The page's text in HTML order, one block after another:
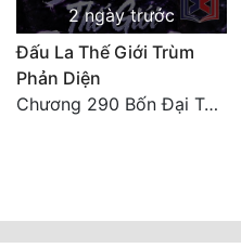
2 ngày trước
Đấu La Thế Giới Trùm
Phản Diện
Chương 290 Bốn Đại Tông Môn Đơn Thuộc Tính Vô Cùng Thê Lương